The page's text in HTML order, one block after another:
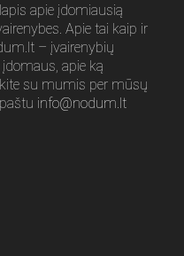
apie įdomiausią
Apie tai kaip ir
– įvairenybių
apie ką
su mumis per mūsų
info@nodum.lt